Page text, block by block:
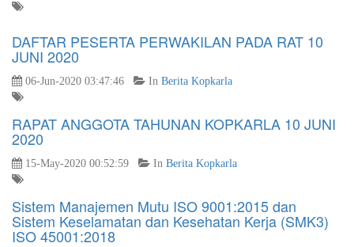
DAFTAR PESERTA PERWAKILAN PADA RAT 10
JUNI 2020
06-Jun-2020 03:47:46 In Berita Kopkarla
RAPAT ANGGOTA TAHUNAN KOPKARLA 10 JUNI
2020
15-May-2020 00:52:59 In Berita Kopkarla
Sistem Manajemen Mutu ISO 9001:2015 dan
Sistem Keselamatan dan Kesehatan Kerja (SMK3)
ISO 45001:2018